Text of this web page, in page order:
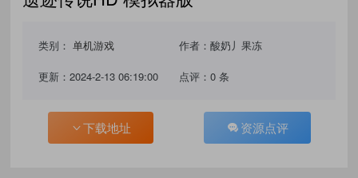
类别：单机游戏 作者：酸奶丿果冻
更新：2024-2-13 06:19:00 点评：0 条
下载地址 资源点评